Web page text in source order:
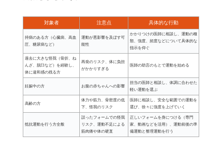
対象者 注意点 具体的な行動
持病のある方（心臓病、高血
圧、糖尿病など）
運動が悪影響を及ぼす可
能性
かかりつけの医師に相談し、運動の種
類、強度、頻度などについて具体的な
指示を仰ぐ
過去に大きな怪我（骨折、ね
んざ、脱臼など）を経験し、
体に違和感の残る方
再発のリスク、体に負担
がかかりすぎる
医師の助言のもとで運動を始める
妊娠中の方 お腹の赤ちゃんへの影響
担当の医師と相談し、体調に合わせた
軽い運動を選ぶ
高齢の方
体力や筋力、骨密度の低
下、怪我のリスク
医師に相談し、安全な範囲での運動を
選び、徐々に強度を上げていく
抵抗運動を行う方全般
誤ったフォームでの怪我
リスク、運動不足による
筋肉痛や体の硬直
正しいフォームを身につける（専門
家、動画などを活用）、運動前後の準
備運動と整理運動を行う